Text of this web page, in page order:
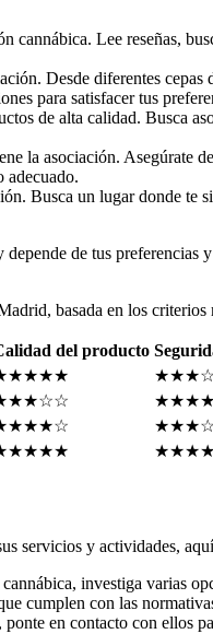
cannábica. Lee reseñas,
Desde diferentes
para satisfacer tus
de alta calidad. Busca
la asociación. Asegúrate
adecuado.
Busca un lugar donde te
de tus
basada en los
del producto
servicios y actividades,
investiga varias
cumplen con las
en contacto con ellos